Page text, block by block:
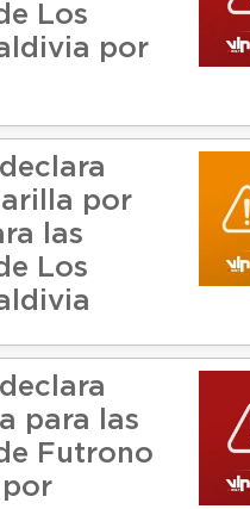
Los
por
por
las
Los
para las
Futrono